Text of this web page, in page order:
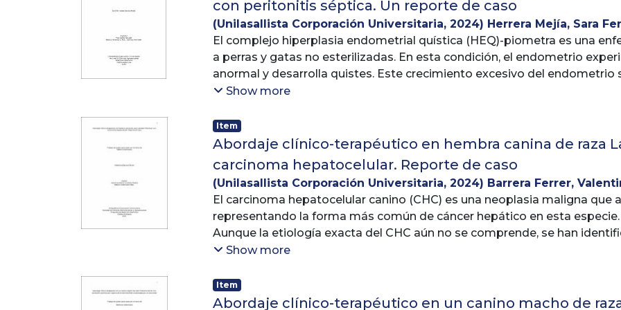
con peritonitis séptica. Un reporte de caso
(Unilasallista Corporación Universitaria, 2024) Herrera Mejía, Sara
El complejo hiperplasia endometrial quística (HEQ)-piometra es una
a perras y gatas no esterilizadas. En esta condición, el endometrio
anormal y desarrolla quistes. Este crecimiento excesivo del endometrio
la producción de progesterona durante la fase lútea del ciclo estral. La
La piometra es la acumulación de pus dentro del útero y está asociada
infecciosa, generalmente de tipo bacteriano, siendo la infección por
HEQ-piometra puede comprometer seriamente el potencial
graves, puede ser fatal, llevando a la presentación de varias
séptica. Esta puede ocurrir cuando el útero afectado se rompe o se
las bacterias se filtren hacia la cavidad abdominal. Esto desencadena
grave en el peritoneo, conocida como peritonitis séptica.
de manera adecuada y oportuna. Puede provocar shock séptico,
problemas graves en la salud del animal.
Show more
Item
Abordaje clínico-terapéutico en hembra canina de raza
carcinoma hepatocelular. Reporte de caso
(Unilasallista Corporación Universitaria, 2024) Barrera Ferrer,
Humberto
El carcinoma hepatocelular canino (CHC) es una neoplasia maligna que
representando la forma más común de cáncer hepático en esta especie.
Aunque la etiología exacta del CHC aún no se comprende, se han
riesgo, incluyendo la edad avanzada, el sexo y algunas razas. Además, la
Los signos clínicos asociados con el CHC son variados e inespecíficos,
temprano.
Show more
Item
Abordaje clínico-terapéutico en un canino macho de